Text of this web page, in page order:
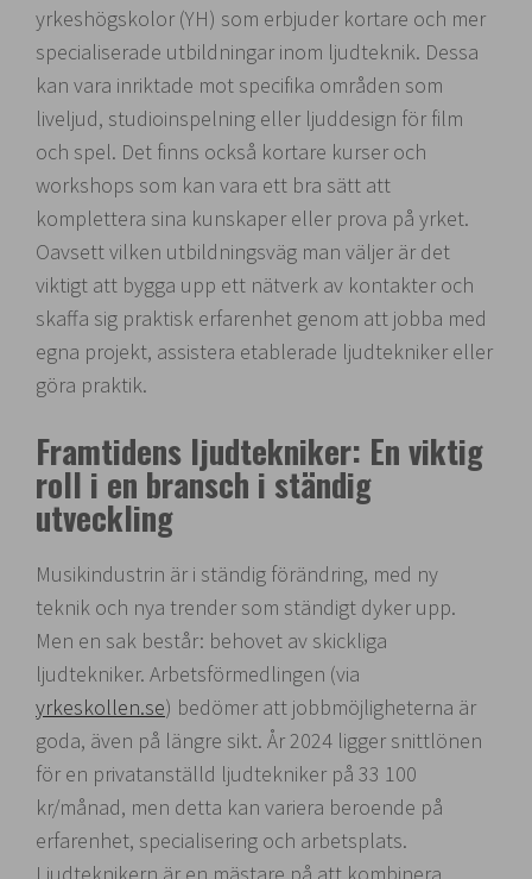
yrkeshögskolor (YH) som erbjuder kortare och mer
specialiserade utbildningar inom ljudteknik. Dessa
kan vara inriktade mot specifika områden som
liveljud, studioinspelning eller ljuddesign för film
och spel. Det finns också kortare kurser och
workshops som kan vara ett bra sätt att
komplettera sina kunskaper eller prova på yrket.
Oavsett vilken utbildningsväg man väljer är det
viktigt att bygga upp ett nätverk av kontakter och
skaffa sig praktisk erfarenhet genom att jobba med
egna projekt, assistera etablerade ljudtekniker eller
göra praktik.
Framtidens ljudtekniker: En viktig
roll i en bransch i ständig
utveckling
Musikindustrin är i ständig förändring, med ny
teknik och nya trender som ständigt dyker upp.
Men en sak består: behovet av skickliga
ljudtekniker. Arbetsförmedlingen (via
yrkeskollen.se) bedömer att jobbmöjligheterna är
goda, även på längre sikt. År 2024 ligger snittlönen
för en privatanställd ljudtekniker på 33 100
kr/månad, men detta kan variera beroende på
erfarenhet, specialisering och arbetsplats.
Ljudteknikern är en mästare på att kombinera